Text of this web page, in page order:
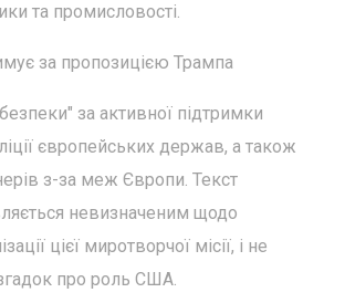
та промисловості.
за пропозицією Трампа
безпеки" за активної підтримки
європейських держав, а також
з-за меж Європи. Текст
невизначеним щодо
цієї миротворчої місії, і не
про роль США.